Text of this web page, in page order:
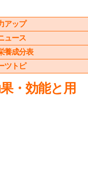
アップ
ュース
養成分表
ツトピ
・効能と用